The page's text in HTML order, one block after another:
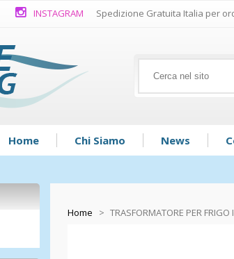
INSTAGRAM Spedizione Gratuita Italia per
Home Chi Siamo News
Home > TRASFORMATORE PER FRIGO